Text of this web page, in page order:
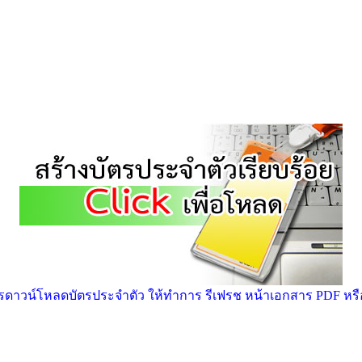
าวน์โหลดบัตรประจำตัว ให้ทำการ รีเฟรช หน้าเอกสาร PDF ห